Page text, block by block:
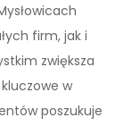
firm, jak i
zwiększa
w
poszukuje